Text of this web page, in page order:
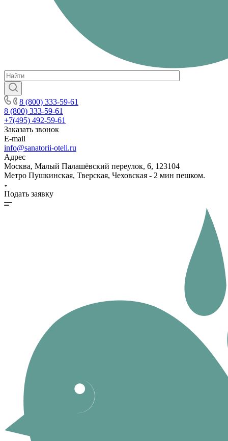
8 (800) 333-59-61
8 (800) 333-59-61
+7(495) 492-59-61
Заказать звонок
E-mail
info@sanatorii-oteli.ru
Адрес
Москва, Малый Палашёвский переулок, 6, 123104
Метро Пушкинская, Тверская, Чеховская - 2 мин пешком.
Подать заявку